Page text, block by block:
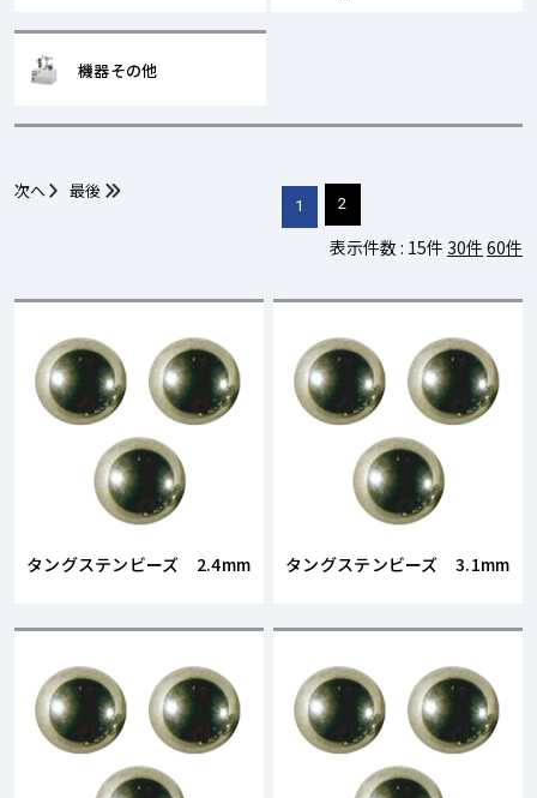
機器その他
1 2
次へ 最後
表示件数 : 15件 30件 60件
タングステンビーズ 2.4mm タングステンビーズ 3.1mm